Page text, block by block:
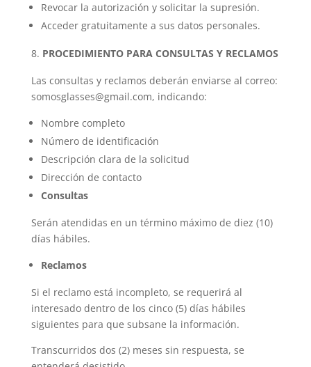
Revocar la autorización y solicitar la supresión.
Acceder gratuitamente a sus datos personales.
PROCEDIMIENTO PARA CONSULTAS Y RECLAMOS
Las consultas y reclamos deberán enviarse al correo:
somosglasses@gmail.com, indicando:
Nombre completo
Número de identificación
Descripción clara de la solicitud
Dirección de contacto
Consultas
Serán atendidas en un término máximo de diez (10)
días hábiles.
Reclamos
Si el reclamo está incompleto, se requerirá al
interesado dentro de los cinco (5) días hábiles
siguientes para que subsane la información.
Transcurridos dos (2) meses sin respuesta, se